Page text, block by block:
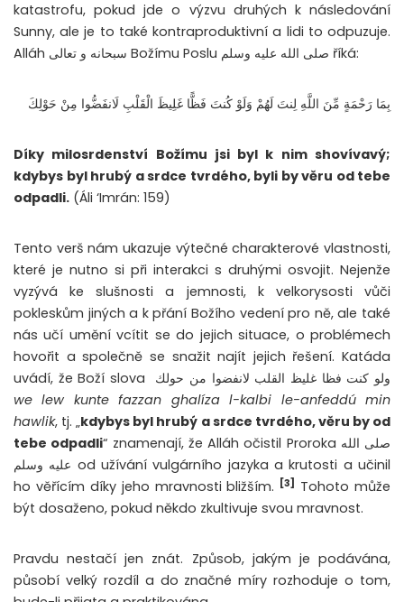
katastrofu, pokud jde o výzvu druhých k následování
Sunny, ale je to také kontraproduktivní a lidi to odpuzuje.
Alláh سبحانه و تعالى Božímu Poslu صلى الله عليه وسلم říká:
بِمَا رَحْمَةٍ مِّنَ اللَّهِ لِنتَ لَهُمْ وَلَوْ كُنتَ فَظًّا غَلِيظَ الْقَلْبِ لَانفَضُّوا مِنْ حَوْلِكَ
Díky milosrdenství Božímu jsi byl k nim shovívavý;
kdybys byl hrubý a srdce tvrdého, byli by věru od tebe
odpadli. (Áli ‘Imrán: 159)
Tento verš nám ukazuje výtečné charakterové vlastnosti,
které je nutno si při interakci s druhými osvojit. Nejenže
vyzývá ke slušnosti a jemnosti, k velkorysosti vůči
pokleskům jiných a k přání Božího vedení pro ně, ale také
nás učí umění vcítit se do jejich situace, o problémech
hovořit a společně se snažit najít jejich řešení. Katáda
uvádí, že Boží slova ولو كنت فظا غليظ القلب لانفضوا من حولك
we lew kunte fazzan ghalíza l-kalbi le-anfeddú min
hawlik, tj. „kdybys byl hrubý a srdce tvrdého, věru by od
tebe odpadli“ znamenají, že Alláh očistil Proroka صلى الله
عليه وسلم od užívání vulgárního jazyka a krutosti a učinil
ho věřícím díky jeho mravnosti bližším. [3]
Tohoto může
být dosaženo, pokud někdo zkultivuje svou mravnost.
Pravdu nestačí jen znát. Způsob, jakým je podávána,
působí velký rozdíl a do značné míry rozhoduje o tom,